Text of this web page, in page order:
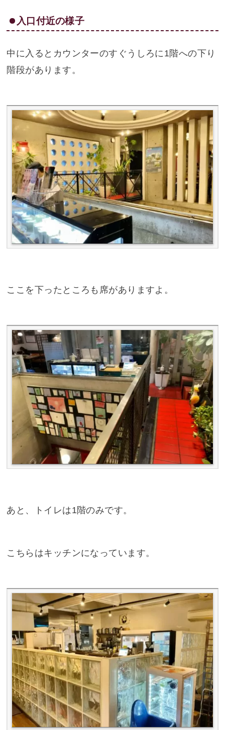
入口付近の様子
中に入るとカウンターのすぐうしろに1階への下り
階段があります。
ここを下ったところも席がありますよ。
あと、トイレは1階のみです。
こちらはキッチンになっています。